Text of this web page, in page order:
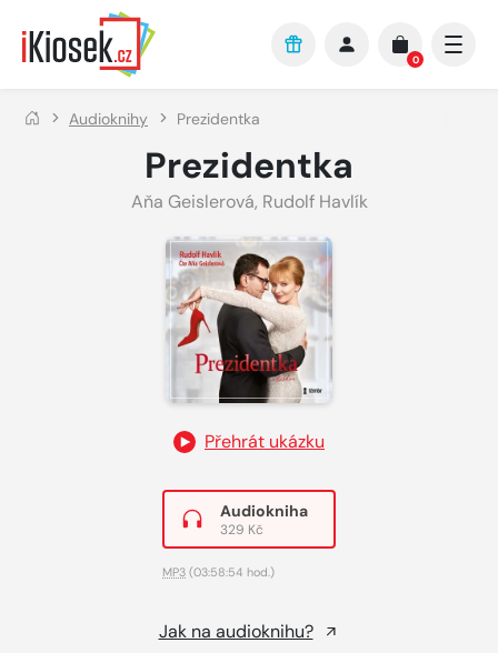
Přejít na hlavní obsah
0
Audioknihy Prezidentka
Prezidentka
Aňa Geislerová, Rudolf Havlík
Přehrát ukázku
Audiokniha
329 Kč
MP3 (03:58:54 hod.)
Jak na audioknihu?